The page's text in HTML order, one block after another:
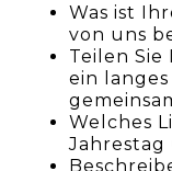
Was ist
von uns
Teilen
ein
Welches